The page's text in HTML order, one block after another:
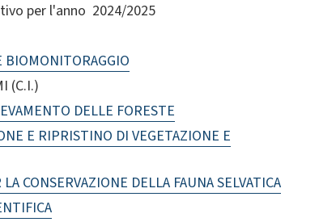
per l'anno 2024/2025
(C.I.)
DELLE FORESTE
E RIPRISTINO DI VEGETAZIONE E
CONSERVAZIONE DELLA FAUNA SELVATICA